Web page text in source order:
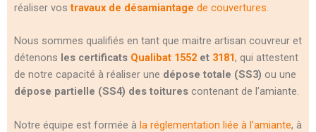
réaliser vostravaux de désamiantage de couvertures.
Nous sommes qualifiés en tant que maitre artisan couvreur et
détenons les certificats Qualibat 1552 et 3181, qui attestent
de notre capacité à réaliser une dépose totale (SS3) ou une
dépose partielle (SS4) des toitures contenant de l’amiante.
Notre équipe est formée à la réglementation liée à l’amiante, à